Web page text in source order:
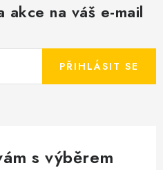
akce na váš e-mail
PŘIHLÁSIT SE
s výběrem